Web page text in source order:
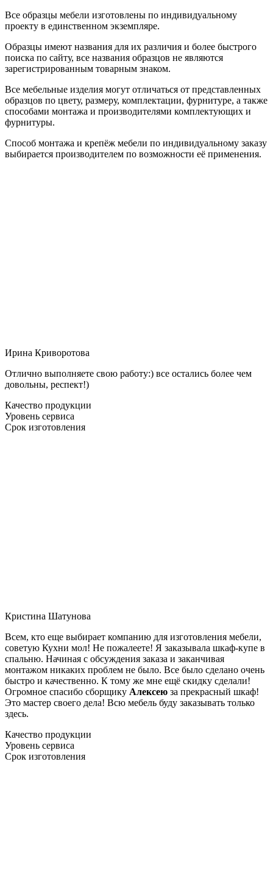
Все образцы мебели изготовлены по индивидуальному
проекту в единственном экземпляре.
Образцы имеют названия для их различия и более быстрого
поиска по сайту, все названия образцов не являются
зарегистрированным товарным знаком.
Все мебельные изделия могут отличаться от представленных
образцов по цвету, размеру, комплектации, фурнитуре, а также
способами монтажа и производителями комплектующих и
фурнитуры.
Способ монтажа и крепёж мебели по индивидуальному заказу
выбирается производителем по возможности её применения.
Ирина Криворотова
Отлично выполняете свою работу:) все остались более чем
довольны, респект!)
Качество продукции
Уровень сервиса
Срок изготовления
Кристина Шатунова
Всем, кто еще выбирает компанию для изготовления мебели,
советую Кухни мол! Не пожалеете! Я заказывала шкаф-купе в
спальню. Начиная с обсуждения заказа и заканчивая
монтажом никаких проблем не было. Все было сделано очень
быстро и качественно. К тому же мне ещё скидку сделали!
Огромное спасибо сборщику Алексею за прекрасный шкаф!
Это мастер своего дела! Всю мебель буду заказывать только
здесь.
Качество продукции
Уровень сервиса
Срок изготовления